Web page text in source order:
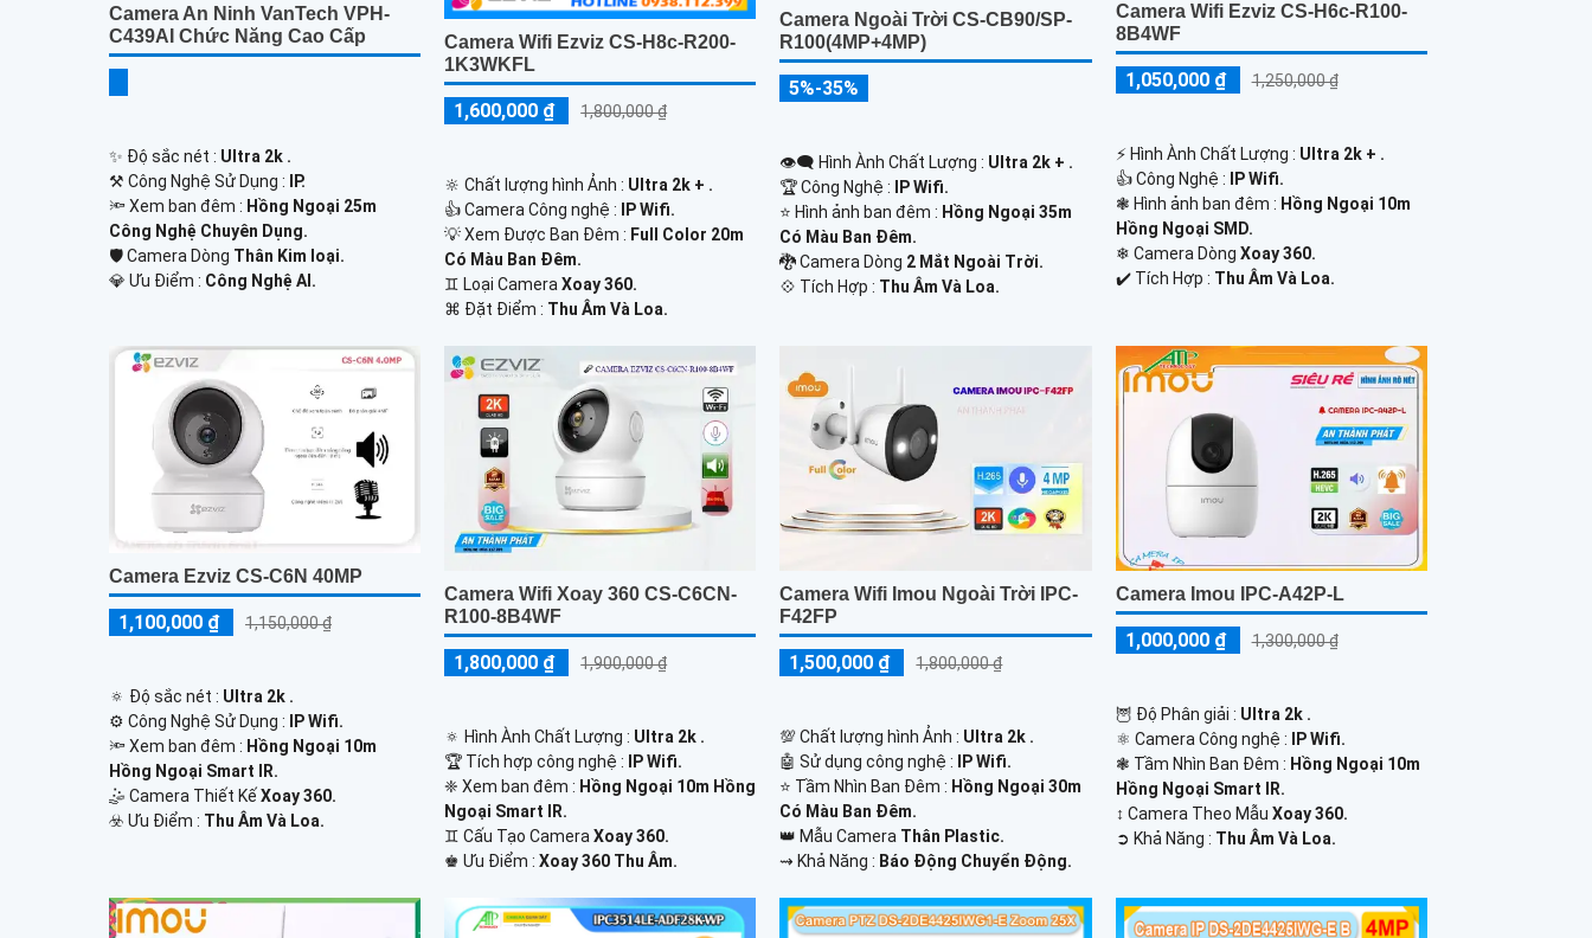
Camera An Ninh VanTech VPH-
C439AI Chức Năng Cao Cấp
✨ Độ sắc nét : Ultra 2k .
⚒ Công Nghệ Sử Dụng :
IP.
🔦 Xem ban đêm : Hồng Ngoại 25m
Công Nghệ Chuyên Dụng.
🛡 Camera Dòng Thân Kim loại.
️💎 Ưu Điểm : Công Nghệ AI.
Camera Wifi Ezviz CS-H8c-R200-
1K3WKFL
1,600,000 ₫ 1,800,000 ₫
🔆 Chất lượng hình Ảnh : Ultra 2k + .
👍 Camera Công nghệ :
IP Wifi.
💡 Xem Được Ban Đêm : Full Color 20m
Có Màu Ban Ðêm.
♊ Loại CameraXoay 360.
️⌘ Đặt Điểm : Thu Âm Và Loa.
Camera Ngoài Trời CS-CB90/SP-
R100(4MP+4MP)
5%-35%
👁️‍🗨 Hình Ành Chất Lượng : Ultra 2k + .
🏆 Công Nghệ : IP Wifi.
⭐ Hình ảnh ban đêm : Hồng Ngoại 35m
Có Màu Ban Ðêm.
🐉️ Camera Dòng 2 Mắt Ngoài Trời.
️💠 Tích Hợp : Thu Âm Và Loa.
Camera Wifi Ezviz CS-H6c-R100-
8B4WF
1,050,000 ₫ 1,250,000 ₫
️⚡ Hình Ành Chất Lượng : Ultra 2k + .
👍 Công Nghệ :
IP Wifi.
❃ Hình ảnh ban đêm : Hồng Ngoại 10m
Hồng Ngoại SMD.
❄ Camera Dòng Xoay 360.
️✔️ Tích Hợp : Thu Âm Và Loa.
Camera Ezviz CS-C6N 40MP
1,100,000 ₫ 1,150,000 ₫
🔅 Độ sắc nét : Ultra 2k .
⚙ Công Nghệ Sử Dụng :
IP Wifi.
🔦 Xem ban đêm : Hồng Ngoại 10m
Hồng Ngoại Smart IR.
🤹 Camera Thiết Kế Xoay 360.
️☣️ Ưu Điểm : Thu Âm Và Loa.
Camera Wifi Xoay 360 CS-C6CN-
R100-8B4WF
1,800,000 ₫ 1,900,000 ₫
🔅 Hình Ành Chất Lượng : Ultra 2k .
🏆 Tích hợp công nghệ :
IP Wifi.
❈ Xem ban đêm : Hồng Ngoại 10m Hồng
Ngoại Smart IR.
♊ Cấu Tạo CameraXoay 360.
️♚ Ưu Điểm :Xoay 360 Thu Âm.
Camera Wifi Imou Ngoài Trời IPC-
F42FP
1,500,000 ₫ 1,800,000 ₫
💯 Chất lượng hình Ảnh : Ultra 2k .
🤖️ Sử dụng công nghệ :
IP Wifi.
⭐ Tầm Nhìn Ban Đêm : Hồng Ngoại 30m
Có Màu Ban Đêm.
👑 Mẫu Camera Thân Plastic.
️⇝ Khả Năng : Báo Động Chuyển Động.
Camera Imou IPC-A42P-L
1,000,000 ₫ 1,300,000 ₫
🦉 Độ Phân giải : Ultra 2k .
⚛️ Camera Công nghệ :
IP Wifi.
❃ Tầm Nhìn Ban Đêm : Hồng Ngoại 10m
Hồng Ngoại Smart IR.
↕️ Camera Theo Mẫu Xoay 360.
️➲ Khả Năng : Thu Âm Và Loa.